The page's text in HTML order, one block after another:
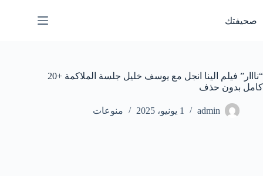
المحتوى
صحيفتك
“نااار” فيلم الينا انجل مع يوسف خليل جلسة الملاكمة +20
كامل بدون حذف
admin 1 يونيو، 2025 منوعات